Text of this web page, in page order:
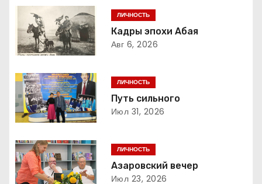
и
г
а
ц
и
я
п
ЛИЧНОСТЬ
Кадры эпохи Абая
Авг 6, 2026
ЛИЧНОСТЬ
Путь сильного
Июл 31, 2026
ЛИЧНОСТЬ
Азаровский вечер
Июл 23, 2026